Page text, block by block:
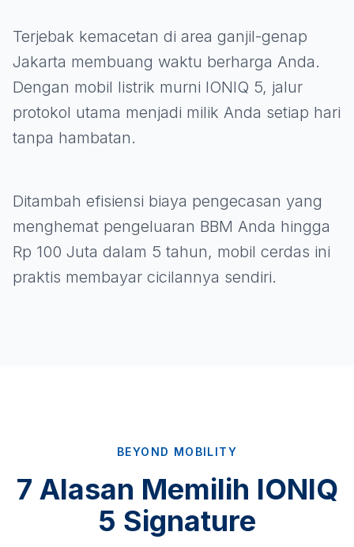
Terjebak kemacetan di area ganjil-genap
Jakarta membuang waktu berharga Anda.
Dengan mobil listrik murni IONIQ 5, jalur
protokol utama menjadi milik Anda setiap hari
tanpa hambatan.
Ditambah efisiensi biaya pengecasan yang
menghemat pengeluaran BBM Anda hingga
Rp 100 Juta dalam 5 tahun, mobil cerdas ini
praktis membayar cicilannya sendiri.
BEYOND MOBILITY
7 Alasan Memilih IONIQ
5 Signature